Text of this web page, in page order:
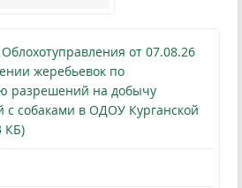
от 07.08.26
жеребьевок по
разрешений на добычу
с собаками в ОДОУ Курганской
КБ)